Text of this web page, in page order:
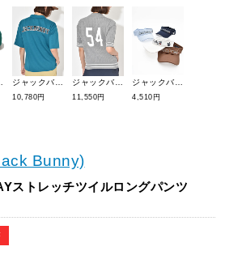
10,780円 11,550円 4,510円
Bunny)
ストレッチツイルロングパンツ